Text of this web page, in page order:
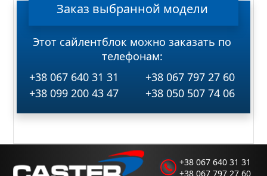
Заказ выбранной модели
Этот сайлентблок можно заказать по
телефонам:
+38 067 640 31 31
+38 067 797 27 60
+38 099 200 43 47
+38 050 507 74 06
+38 067 640 31 31
+38 067 797 27 60